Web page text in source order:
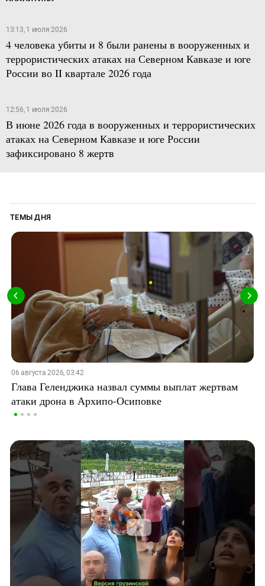
13:13, 1 июля 2026
4 человека убиты и 8 были ранены в вооруженных и
террористических атаках на Северном Кавказе и юге
России во II квартале 2026 года
12:56, 1 июля 2026
В июне 2026 года в вооруженных и террористических
атаках на Северном Кавказе и юге России
зафиксировано 8 жертв
ТЕМЫ ДНЯ
06 августа 2026, 03:42
Глава Геленджика назвал суммы выплат жертвам
атаки дрона в Архипо-Осиповке